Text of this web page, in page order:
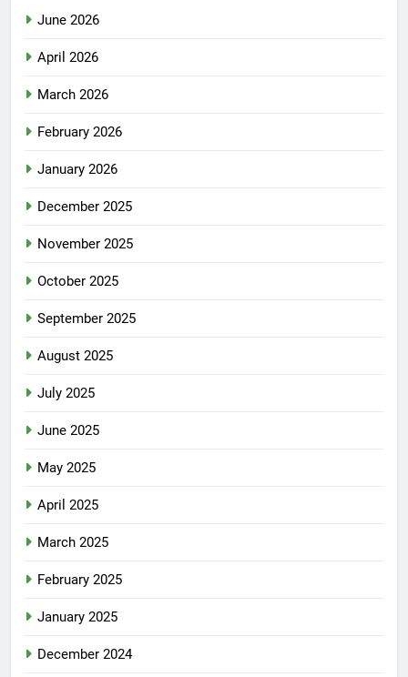
June 2026
April 2026
March 2026
February 2026
January 2026
December 2025
November 2025
October 2025
September 2025
August 2025
July 2025
June 2025
May 2025
April 2025
March 2025
February 2025
January 2025
December 2024